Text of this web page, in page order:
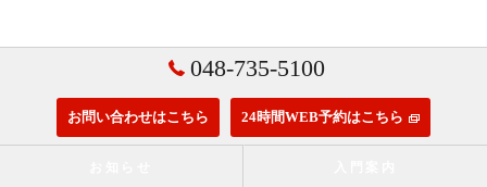
048-735-5100
お問い合わせはこちら 24時間WEB予約はこちら